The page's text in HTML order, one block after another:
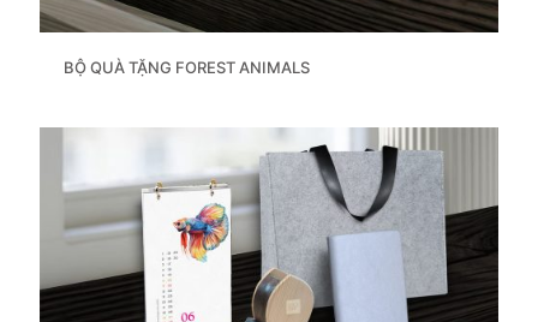
BỘ QUÀ TẶNG FOREST ANIMALS